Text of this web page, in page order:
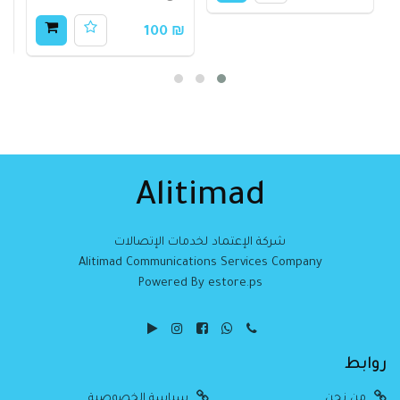
₪ 100
Alitimad
شركة الإعتماد لخدمات الإتصالات
Alitimad Communications Services Company
Powered By estore.ps
روابط